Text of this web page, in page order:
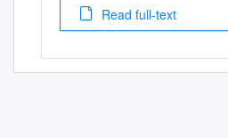
Read full-text